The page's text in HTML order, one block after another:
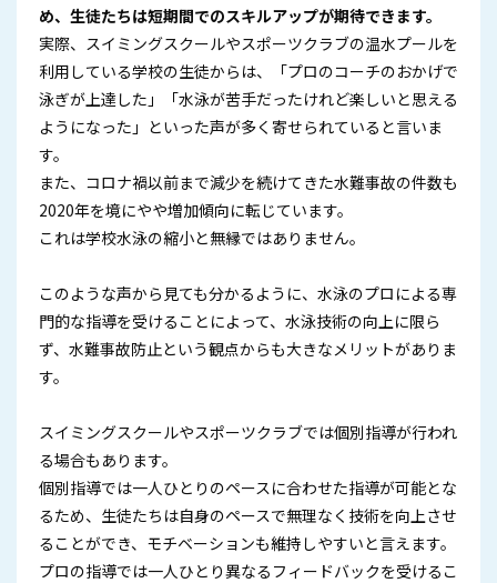
め、生徒たちは短期間でのスキルアップが期待できます。
実際、スイミングスクールやスポーツクラブの温水プールを
利用している学校の生徒からは、「プロのコーチのおかげで
泳ぎが上達した」「水泳が苦手だったけれど楽しいと思える
ようになった」といった声が多く寄せられていると言いま
す。
また、コロナ禍以前まで減少を続けてきた水難事故の件数も
2020年を境にやや増加傾向に転じています。
これは学校水泳の縮小と無縁ではありません。
このような声から見ても分かるように、水泳のプロによる専
門的な指導を受けることによって、水泳技術の向上に限ら
ず、水難事故防止という観点からも大きなメリットがありま
す。
スイミングスクールやスポーツクラブでは個別指導が行われ
る場合もあります。
個別指導では一人ひとりのペースに合わせた指導が可能とな
るため、生徒たちは自身のペースで無理なく技術を向上させ
ることができ、モチベーションも維持しやすいと言えます。
プロの指導では一人ひとり異なるフィードバックを受けるこ